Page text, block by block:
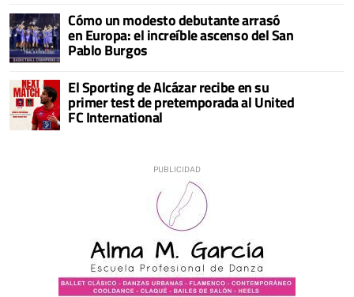
Cómo un modesto debutante arrasó
en Europa: el increíble ascenso del San
Pablo Burgos
El Sporting de Alcázar recibe en su
primer test de pretemporada al United
FC International